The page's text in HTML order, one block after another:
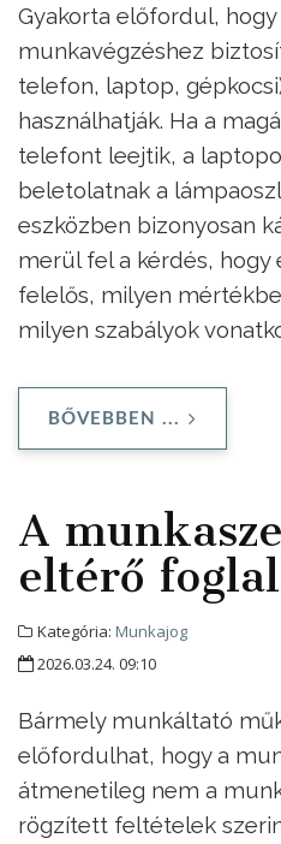
Gyakorta előfordul,
munkavégzéshez
telefon, laptop,
használhatják. Ha a
telefont leejtik, a
beletolatnak a
eszközben bizonyosan
merül fel a kérdés, hogy
felelős, milyen
milyen szabályok
BŐVEBBEN ...
A
eltérő
Kategória: Munkajog
2026.03.24. 09:10
Bármely munkáltató
előfordulhat, hogy a
átmenetileg nem a
rögzített feltételek